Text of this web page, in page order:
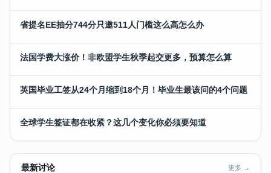
省提名EE抽分744分只邀511人门槛这么高怎么办
法国学费大涨价！非欧盟学生秋季起交更多，预算怎么算
英国毕业工签从24个月缩到18个月！毕业生最该问的4个问题
全球学生签证都在收紧？这几个变化你必须要知道
最新讨论 更多 →